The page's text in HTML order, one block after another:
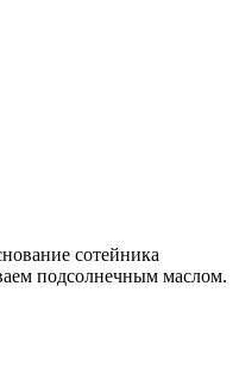
сотейника
подсолнечным маслом.